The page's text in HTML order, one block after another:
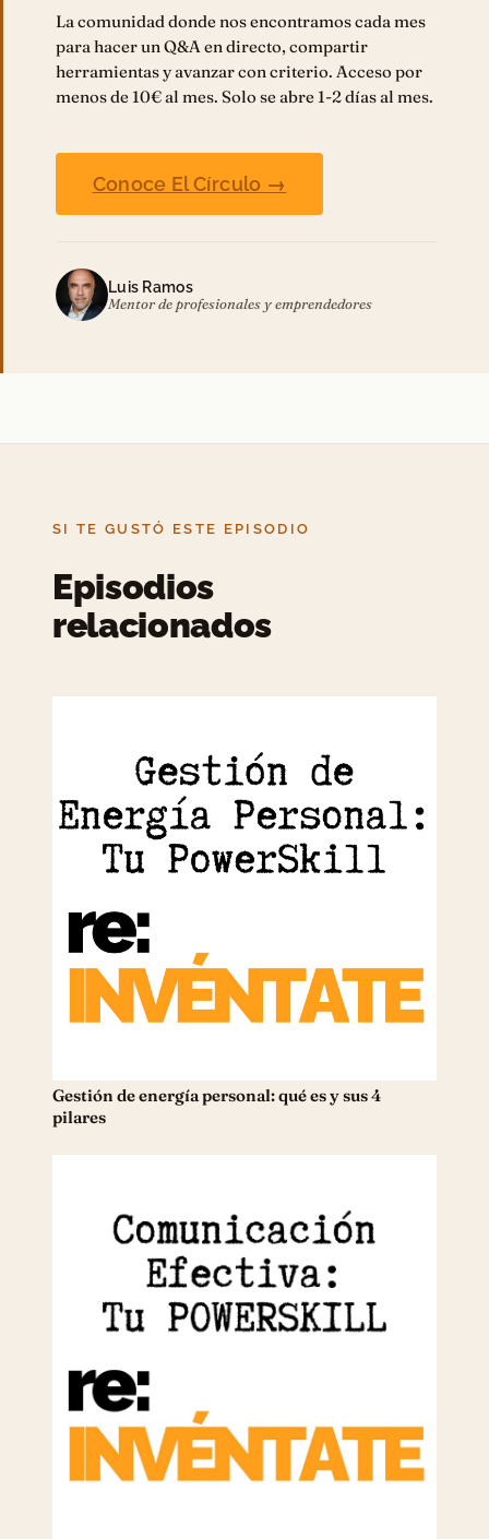
La comunidad donde nos encontramos cada mes
para hacer un Q&A en directo, compartir
herramientas y avanzar con criterio. Acceso por
menos de 10€ al mes. Solo se abre 1-2 días al mes.
Conoce El Círculo →
Luis Ramos
Mentor de profesionales y emprendedores
SI TE GUSTÓ ESTE EPISODIO
Episodios
relacionados
Gestión de energía personal: qué es y sus 4
pilares